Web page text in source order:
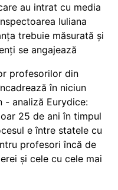
au intrat cu media
Iuliana
trebuie măsurată și
se angajează
profesorilor din
în niciun
- analiză Eurydice:
25 de ani în timpul
e între statele cu
profesori încă de
și cele cu cele mai